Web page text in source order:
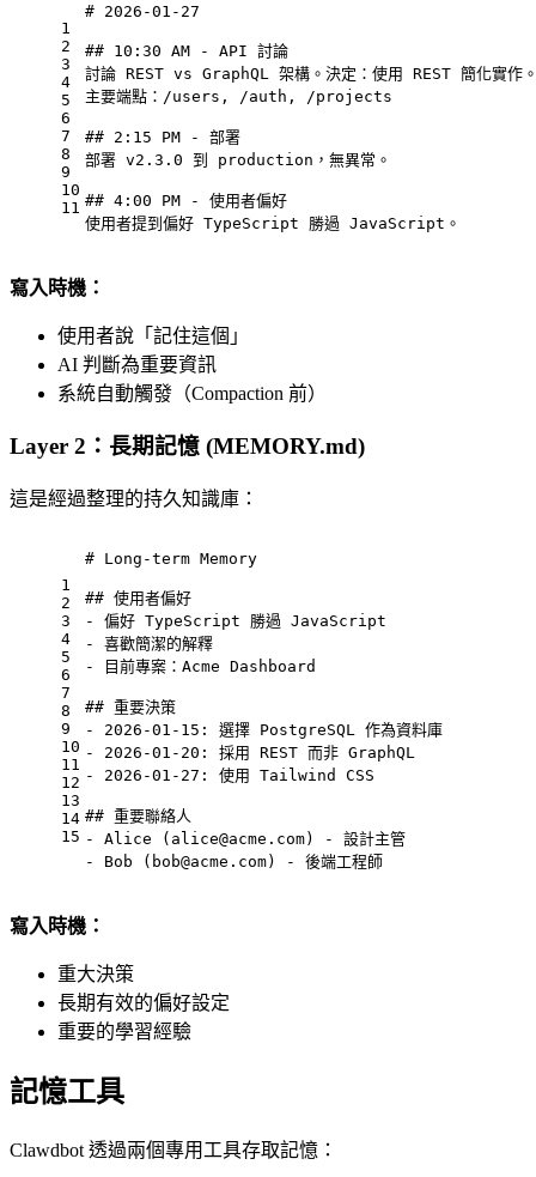
1
2
3
4
5
6
7
8
9
10
11
# 2026-01-27
## 10:30 AM - API 討論
討論 REST vs GraphQL 架構。決定：使用 REST 簡化實作
主要端點：/users, /auth, /projects
## 2:15 PM - 部署
部署 v2.3.0 到 production，無異常。
## 4:00 PM - 使用者偏好
使用者提到偏好 TypeScript 勝過 JavaScript。
寫入時機：
使用者說「記住這個」
AI 判斷為重要資訊
系統自動觸發（Compaction 前）
Layer 2：長期記憶 (MEMORY.md)
這是經過整理的持久知識庫：
1
2
3
4
5
6
7
8
9
10
11
12
13
14
15
# Long-term Memory
## 使用者偏好
-
偏好 TypeScript 勝過 JavaScript
-
喜歡簡潔的解釋
-
目前專案：Acme Dashboard
## 重要決策
-
2026-01-15: 選擇 PostgreSQL 作為資料庫
-
2026-01-20: 採用 REST 而非 GraphQL
-
2026-01-27: 使用 Tailwind CSS
## 重要聯絡人
-
Alice ( alice@acme.com) - 設計主管
-
Bob ( bob@acme.com) - 後端工程師
寫入時機：
重大決策
長期有效的偏好設定
重要的學習經驗
記憶工具
Clawdbot 透過兩個專用工具存取記憶：